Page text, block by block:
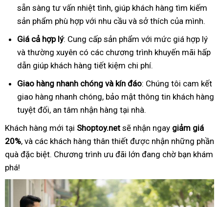
sẵn sàng tư vấn nhiệt tình, giúp khách hàng tìm kiếm
sản phẩm phù hợp với nhu cầu và sở thích của mình.
Giá cả hợp lý: Cung cấp sản phẩm với mức giá hợp lý
và thường xuyên có các chương trình khuyến mãi hấp
dẫn giúp khách hàng tiết kiệm chi phí.
Giao hàng nhanh chóng và kín đáo: Chúng tôi cam kết
giao hàng nhanh chóng, bảo mật thông tin khách hàng
tuyệt đối, an tâm nhận hàng tại nhà.
Khách hàng mới tại Shoptoy.net sẽ nhận ngay giảm giá
20%, và các khách hàng thân thiết được nhận những phần
quà đặc biệt. Chương trình ưu đãi lớn đang chờ bạn khám
phá!